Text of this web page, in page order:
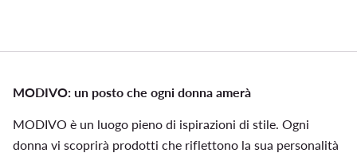
MODIVO: un posto che ogni donna amerà
MODIVO è un luogo pieno di ispirazioni di stile. Ogni
donna vi scoprirà prodotti che riflettono la sua personalità